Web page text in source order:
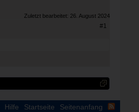
Zuletzt bearbeitet: 26. August 2024
#1
Hilfe Startseite Seitenanfang